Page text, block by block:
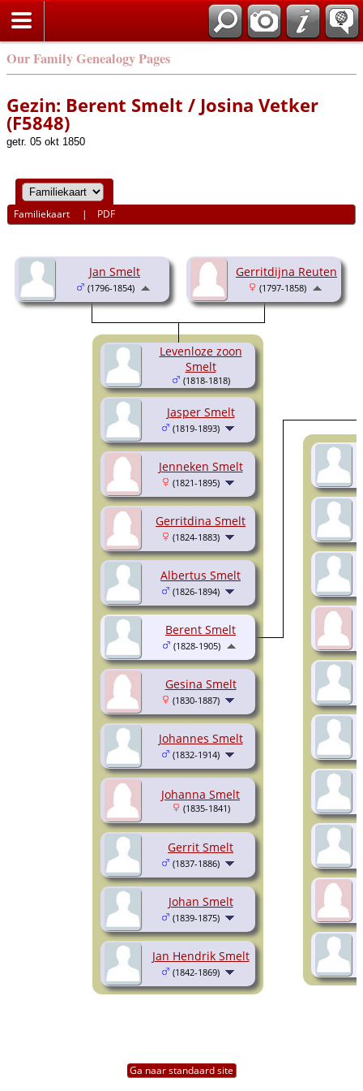
Our Family Genealogy Pages
Gezin: Berent Smelt / Josina Vetker
(F5848)
getr. 05 okt 1850
Familiekaart | PDF
Jan Smelt
(1796-1854)
Gerritdijna Reuten
(1797-1858)
Levenloze zoon
Smelt
(1818-1818)
Jasper Smelt
(1819-1893)
Jenneken Smelt
(1821-1895)
Gerritdina Smelt
(1824-1883)
Albertus Smelt
(1826-1894)
Gesina Smelt
(1830-1887)
Johannes Smelt
(1832-1914)
Johanna Smelt
(1835-1841)
Gerrit Smelt
(1837-1886)
Johan Smelt
(1839-1875)
Jan Hendrik Smelt
(1842-1869)
Berent Smelt
(1828-1905)
Ga naar standaard site